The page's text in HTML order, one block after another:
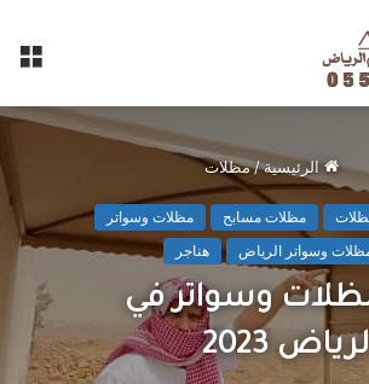
الرئيسية/مظلات
مظلات مسابح
مظلات وسواتر
وسواتر الرياض
هناجر
وسواتر في
2023